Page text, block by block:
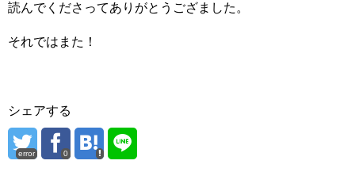
読んでくださってありがとうござました。
それではまた！
シェアする
error 0